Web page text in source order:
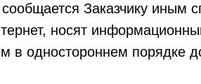
Заказчику иным
носят
в одностороннем порядке